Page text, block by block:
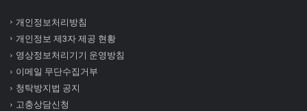
개인정보처리방침
개인정보 제3자 제공 현황
영상정보처리기기 운영방침
이메일 무단수집거부
청탁방지법 공지
고충상담신청